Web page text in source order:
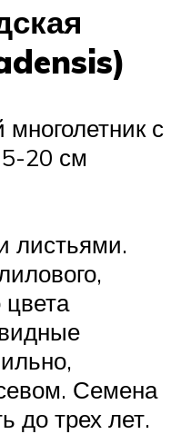
с
20 см
листьями.
цвета
Семена
до трех лет.